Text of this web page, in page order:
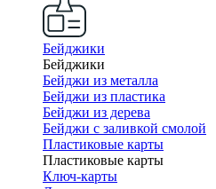
Бейджики
Бейджики
Бейджи из металла
Бейджи из пластика
Бейджи из дерева
Бейджи с заливкой смолой
Пластиковые карты
Пластиковые карты
Ключ-карты